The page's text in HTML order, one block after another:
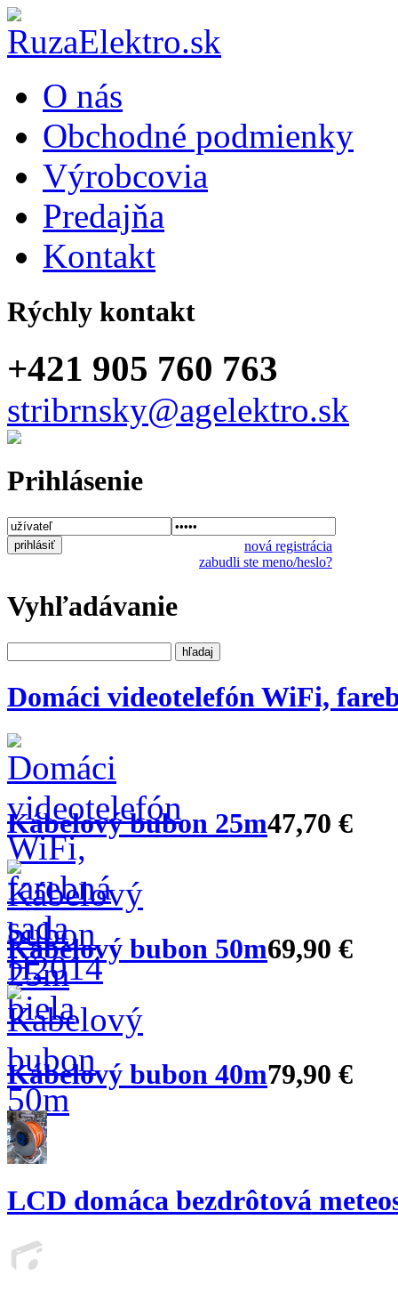
O nás
Obchodné podmienky
Výrobcovia
Predajňa
Kontakt
Rýchly kontakt
+421 905 760 763
stribrnsky@agelektro.sk
Prihlásenie
nová registrácia
zabudli ste meno/heslo?
Vyhľadávanie
Domáci videotelefón WiFi,
Kábelový bubon 25m47,70 €
Kabelový bubon 50m69,90 €
Kábelový bubon 40m79,90 €
LCD domáca bezdrôtová